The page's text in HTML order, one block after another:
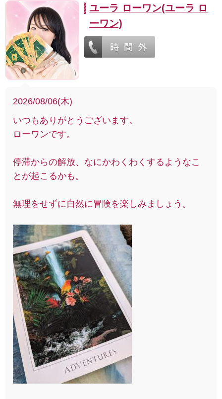
ユーラ ローワン(ユーラ ロ
ーワン)
2026/08/06(木)
いつもありがとうございます。
ローワンです。
停滞からの解放、なにかわくわくするようなこ
とが起こるかも。
無理をせずに自然に冒険を楽しみましょう。